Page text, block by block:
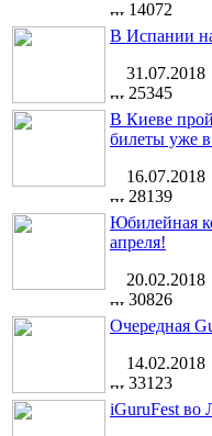
14072
В Испании
31.07.2018
25345
В Киеве
билеты уже
16.07.2018
28139
Юбилейная
апреля!
20.02.2018
30826
Очередная
14.02.2018
33123
iGuruFest во